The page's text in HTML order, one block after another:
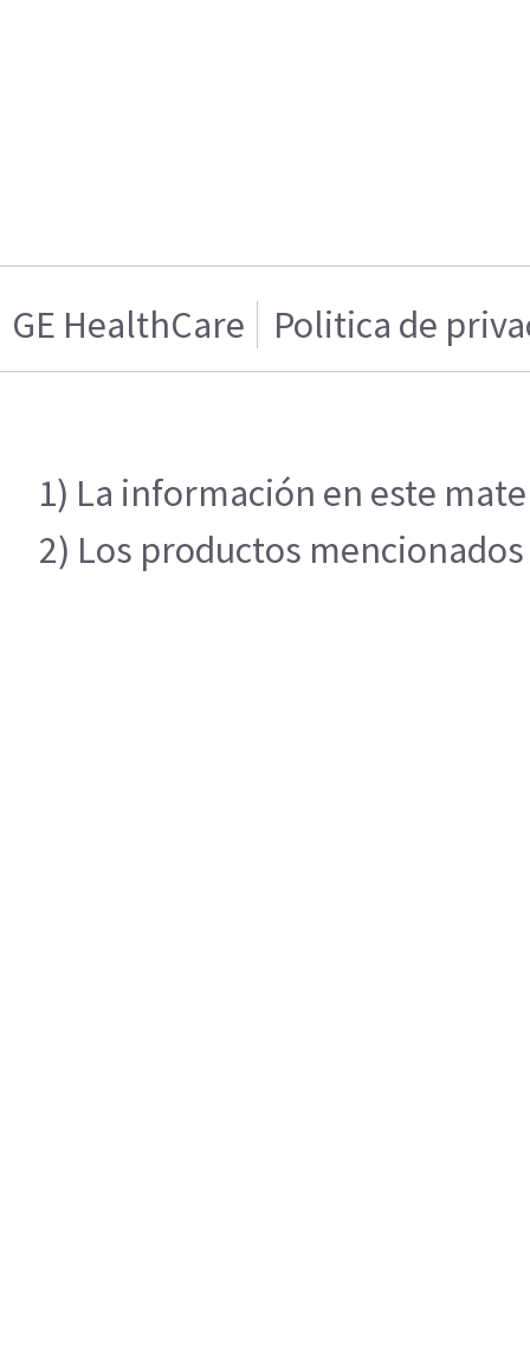
GE HealthCare Politica de
1) La información en este
2) Los productos